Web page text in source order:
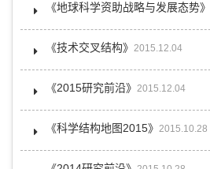
《地球科学资助战略与发展态势》
《技术交叉结构》 2015.12.04
《2015研究前沿》 2015.12.04
《科学结构地图2015》 2015.10.28